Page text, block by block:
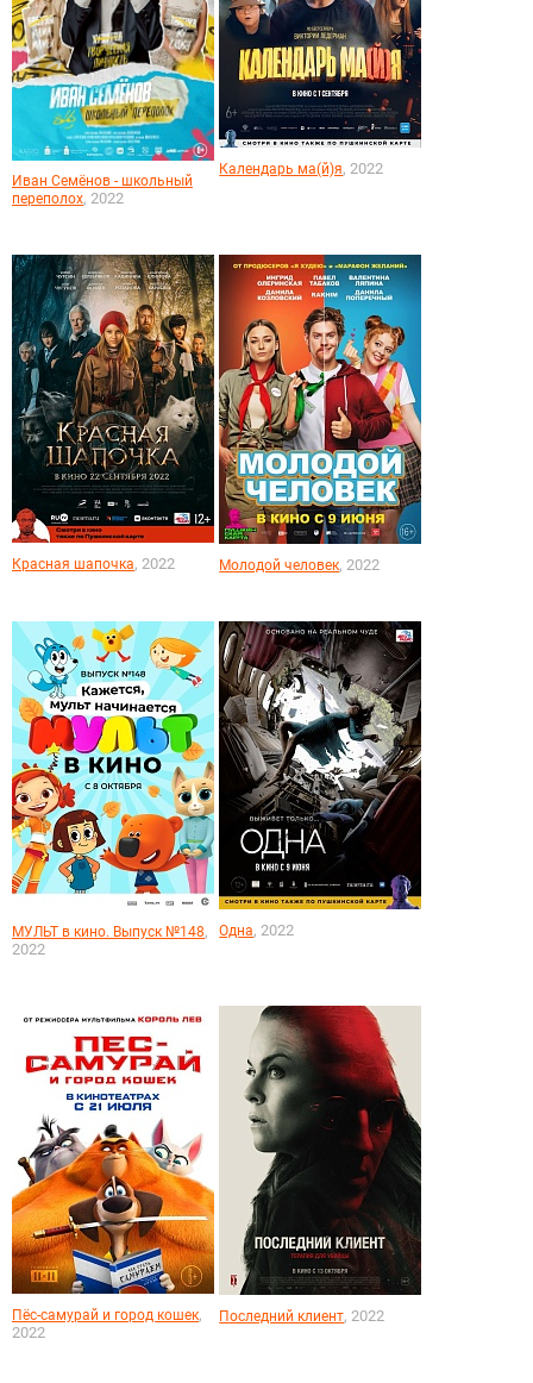
Иван Семёнов - школьный
переполох, 2022
Календарь ма(й)я, 2022
Красная шапочка, 2022 Молодой человек, 2022
МУЛЬТ в кино. Выпуск №148,
2022
Одна, 2022
Пёс-самурай и город кошек,
2022
Последний клиент, 2022